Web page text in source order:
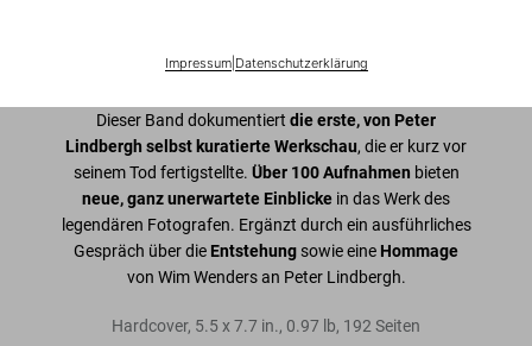
Impressum| Datenschutzerklärung
Ausgabe: Englisch
Dieser Band dokumentiert die erste, von Peter
Lindbergh selbst kuratierte Werkschau, die er kurz vor
seinem Tod fertigstellte. Über 100 Aufnahmen bieten
neue, ganz unerwartete Einblicke in das Werk des
legendären Fotografen. Ergänzt durch ein ausführliches
Gespräch über die Entstehung sowie eine Hommage
von Wim Wenders an Peter Lindbergh.
Hardcover, 5.5x7.7 in., 0.97 lb, 192 Seiten